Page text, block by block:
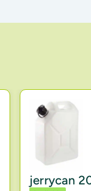
jerrycan